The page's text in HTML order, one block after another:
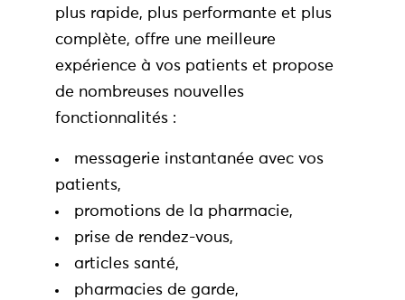
plus rapide, plus performante et plus
complète, offre une meilleure
expérience à vos patients et propose
de nombreuses nouvelles
fonctionnalités :
messagerie instantanée avec vos
patients,
promotions de la pharmacie,
prise de rendez-vous,
articles santé,
pharmacies de garde,